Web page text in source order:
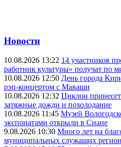
Новости
10.08.2026 13:22 14 участников
работник культуры» получат по
10.08.2026 12:50 День города
рэп-концертом с Маваши
10.08.2026 12:32 Циклон
затяжные дожди и похолодание
10.08.2026 11:45 Музей
экспонатами открыли в Сиане
9.08.2026 10:30 Много лет на
муниципальных служащих